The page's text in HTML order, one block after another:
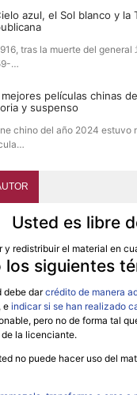
azul, el Sol blanco y la
tras la muerte del general
…
mejores películas chinas
y suspenso
chino del año 2024 estuvo
Usted es libre
redistribuir el material en
los siguientes
debe darcrédito de manera
e indicar si se han realizado
pero no de forma tal
la licenciante.
no puede hacer uso del